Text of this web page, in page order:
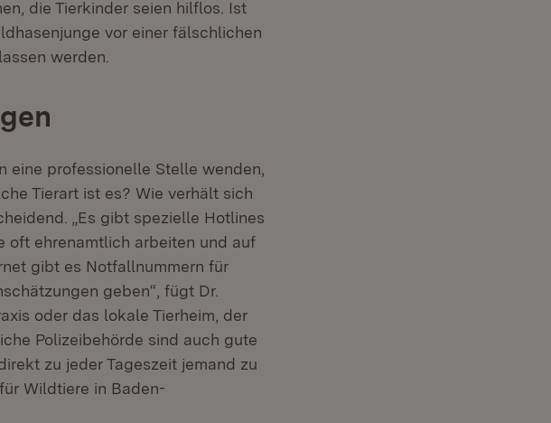
die Tierkinder seien hilflos. Ist
vor einer fälschlichen
werden.
eine professionelle Stelle wenden,
Tierart ist es? Wie verhält sich
„Es gibt spezielle Hotlines
oft ehrenamtlich arbeiten und auf
gibt es Notfallnummern für
geben“, fügt Dr.
oder das lokale Tierheim, der
Polizeibehörde sind auch gute
zu jeder Tageszeit jemand zu
Wildtiere in Baden-